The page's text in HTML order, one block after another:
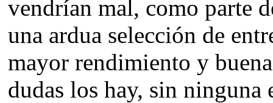
vendrían mal, como parte
una ardua selección de
mayor rendimiento y
dudas los hay, sin ninguna